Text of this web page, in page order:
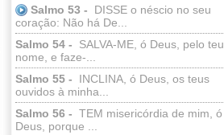
Salmo 53 -
DISSE o néscio no seu
coração: Não há De...
Salmo 54 -
SALVA-ME, ó Deus, pelo teu
nome, e faze-...
Salmo 55 -
INCLINA, ó Deus, os teus
ouvidos à minha...
Salmo 56 - TEM misericórdia de mim, ó
Deus, porque ...